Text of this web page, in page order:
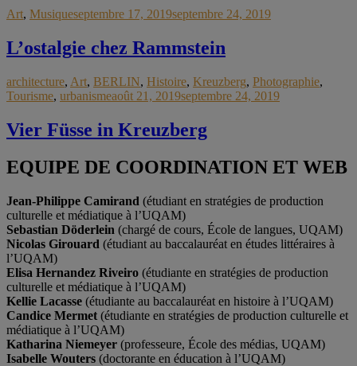
Art, Musiqueseptembre 17, 2019septembre 24, 2019
L’ostalgie chez Rammstein
architecture, Art, BERLIN, Histoire, Kreuzberg, Photographie,
Tourisme, urbanismeaoût 21, 2019septembre 24, 2019
Vier Füsse in Kreuzberg
EQUIPE DE COORDINATION ET WEB
Jean-Philippe Camirand (étudiant en stratégies de production
culturelle et médiatique à l’UQAM)
Sebastian Döderlein (chargé de cours, École de langues, UQAM)
Nicolas Girouard (étudiant au baccalauréat en études littéraires à
l’UQAM)
Elisa Hernandez Riveiro (étudiante en stratégies de production
culturelle et médiatique à l’UQAM)
Kellie Lacasse (étudiante au baccalauréat en histoire à l’UQAM)
Candice Mermet (étudiante en stratégies de production culturelle et
médiatique à l’UQAM)
Katharina Niemeyer (professeure, École des médias, UQAM)
Isabelle Wouters (doctorante en éducation à l’UQAM)